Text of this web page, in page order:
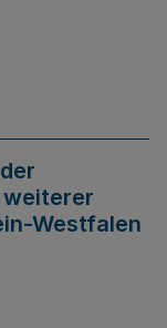
weiterer
Westfalen